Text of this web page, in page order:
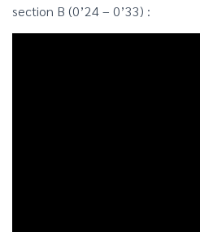
section B (0’24 – 0’33) :